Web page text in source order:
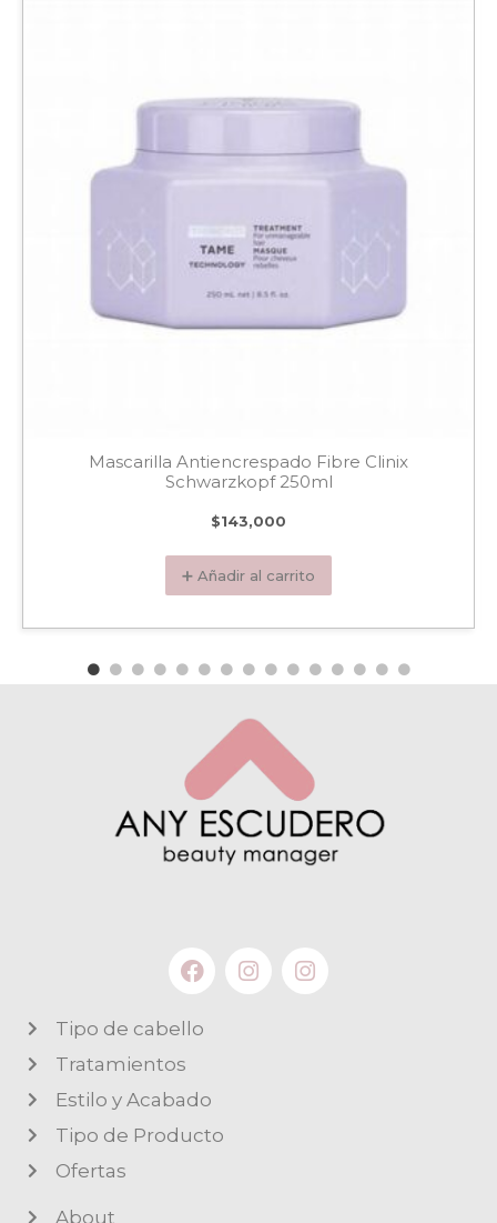
Mascarilla Antiencrespado Fibre Clinix
Schwarzkopf 250ml
$143,000
➕ Añadir al carrito
Tipo de cabello
Tratamientos
Estilo y Acabado
Tipo de Producto
Ofertas
About